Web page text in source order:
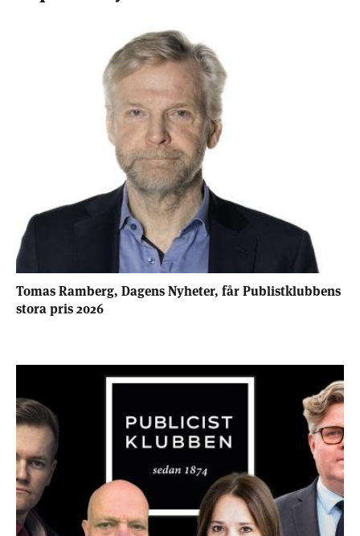
Tomas Ramberg, Dagens Nyheter, får Publistklubbens
stora pris 2026